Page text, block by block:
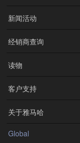
新闻活动
经销商查询
读物
客户支持
关于雅马哈
Global